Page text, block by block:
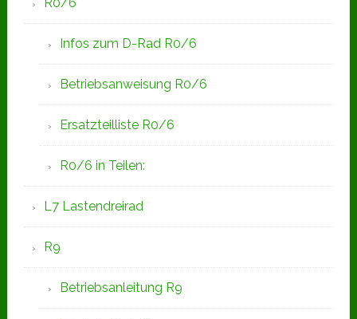
Infos zum D-Rad R0/6
Betriebsanweisung R0/6
Ersatzteilliste R0/6
R0/6 in Teilen:
L7 Lastendreirad
R9
Betriebsanleitung R9